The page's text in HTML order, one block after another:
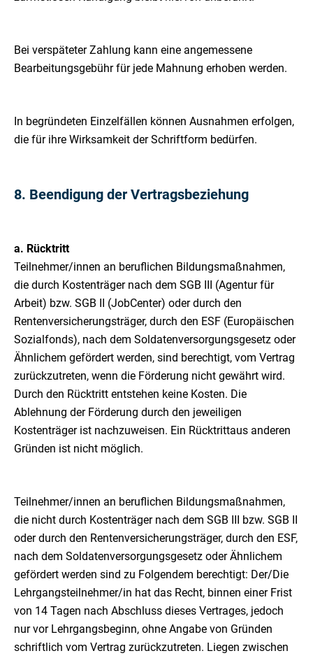
Bei verspäteter Zahlung kann eine angemessene
Bearbeitungsgebühr für jede Mahnung erhoben werden.
In begründeten Einzelfällen können Ausnahmen erfolgen,
die für ihre Wirksamkeit der Schriftform bedürfen.
8. Beendigung der Vertragsbeziehung
a. Rücktritt
Teilnehmer/innen an beruflichen Bildungsmaßnahmen,
die durch Kostenträger nach dem SGB III (Agentur für
Arbeit) bzw. SGB II (JobCenter) oder durch den
Rentenversicherungsträger, durch den ESF (Europäischen
Sozialfonds), nach dem Soldatenversorgungsgesetz oder
Ähnlichem gefördert werden, sind berechtigt, vom Vertrag
zurückzutreten, wenn die Förderung nicht gewährt wird.
Durch den Rücktritt entstehen keine Kosten. Die
Ablehnung der Förderung durch den jeweiligen
Kostenträger ist nachzuweisen. Ein Rücktrittaus anderen
Gründen ist nicht möglich.
Teilnehmer/innen an beruflichen Bildungsmaßnahmen,
die nicht durch Kostenträger nach dem SGB III bzw. SGB II
oder durch den Rentenversicherungsträger, durch den ESF,
nach dem Soldatenversorgungsgesetz oder Ähnlichem
gefördert werden sind zu Folgendem berechtigt: Der/Die
Lehrgangsteilnehmer/in hat das Recht, binnen einer Frist
von 14 Tagen nach Abschluss dieses Vertrages, jedoch
nur vor Lehrgangsbeginn, ohne Angabe von Gründen
schriftlich vom Vertrag zurückzutreten. Liegen zwischen